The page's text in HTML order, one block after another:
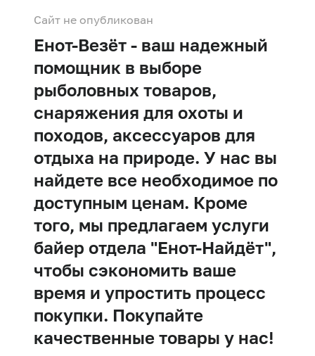
Сайт не опубликован
Енот-Везёт - ваш надежный
помощник в выборе
рыболовных товаров,
снаряжения для охоты и
походов, аксессуаров для
отдыха на природе. У нас вы
найдете все необходимое по
доступным ценам. Кроме
того, мы предлагаем услуги
байер отдела "Енот-Найдёт",
чтобы сэкономить ваше
время и упростить процесс
покупки. Покупайте
качественные товары у нас!